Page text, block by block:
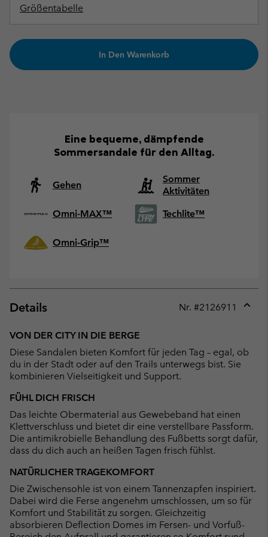
Größentabelle
In Den Warenkorb
Eine bequeme, dämpfende
Sommersandale für den Alltag.
Gehen
Sommer
Aktivitäten
Omni-MAX™
Techlite™
Omni-Grip™
Details Nr. #2126911
VON DER CITY IN DIE BERGE
Diese Sandalen bieten Komfort für jeden Tag – egal, ob
du in der Stadt oder auf den Trails unterwegs bist. Sie
kombinieren Vielseitigkeit und Support.
FÜHL DICH FRISCH
Das leichte Obermaterial aus Gewebeband hat einen
Klettverschluss und bietet dir eine verstellbare Passform.
Die antimikrobielle Behandlung des Fußbetts sorgt dafür,
dass du dich auch an heißen Tagen frisch fühlst.
NATÜRLICHER TRAGEKOMFORT
Die Zwischensohle ist von einem Tannenzapfen inspiriert.
Dabei wird die Ferse angenehm umschlossen, um so für
Komfort und Stabilität zu sorgen. Gleichzeitig
absorbieren Deflection Domes im Fersen- und Vorfuß-